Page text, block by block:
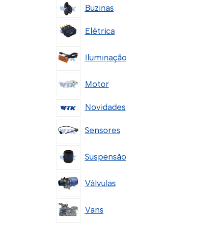
Buzinas
Elétrica
Iluminação
Motor
Novidades
Sensores
Suspensão
Válvulas
Vans